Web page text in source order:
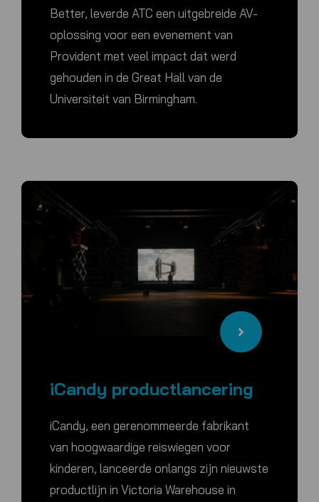
Better, leverde ATC een uitgebreide AV-
oplossing voor een evenement van
Provident met veel impact dat werd
gehouden in de Great Hall van de
Universiteit van Birmingham.
iCandy productlancering
iCandy, een gerenommeerde fabrikant
van hoogwaardige reiswiegen voor
kinderen, lanceerde onlangs zijn nieuwste
productlijn in Victoria Warehouse in